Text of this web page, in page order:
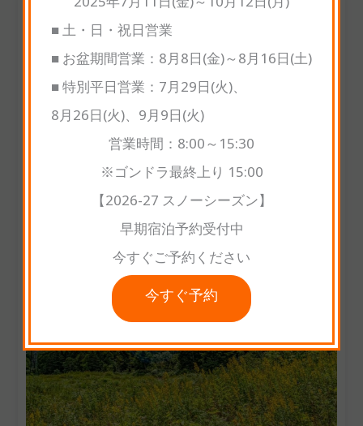
■ 土・日・祝日営業
■ お盆期間営業：8月8日(金)～8月16日(土)
■ 特別平日営業：7月29日(火)、
8月26日(火)、9月9日(火)
営業時間：8:00～15:30
※ゴンドラ最終上り 15:00
【2026-27 スノーシーズン】
早期宿泊予約受付中
今すぐご予約ください
今すぐ予約